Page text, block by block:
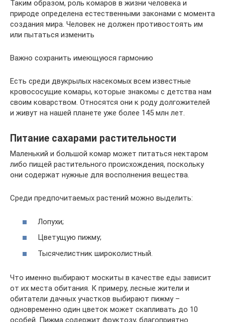
Таким образом, роль комаров в жизни человека и
природе определена естественными законами с момента
создания мира. Человек не должен противостоять им
или пытаться изменить
Важно сохранить имеющуюся гармонию
Есть среди двукрылых насекомых всем известные
кровососущие комары, которые знакомы с детства нам
своим коварством. Относятся они к роду долгожителей
и живут на нашей планете уже более 145 млн лет.
Питание сахарами растительности
Маленький и большой комар может питаться нектаром
либо пищей растительного происхождения, поскольку
они содержат нужные для восполнения вещества.
Среди предпочитаемых растений можно выделить:
Лопухи;
Цветущую пижму;
Тысячелистник широколистный.
Что именно выбирают москиты в качестве еды зависит
от их места обитания. К примеру, лесные жители и
обитатели дачных участков выбирают пижму –
одновременно один цветок может скапливать до 10
особей. Пижма содержит фруктозу, благоприятно